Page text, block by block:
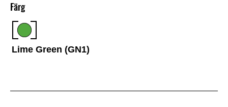
Färg
Lime Green (GN1)